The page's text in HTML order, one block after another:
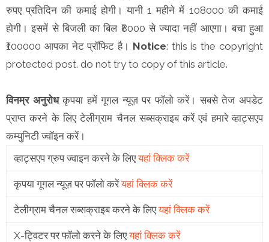
रुपए प्रतिदिन की कमाई होगी। यानी 1 महीने में 108000 की कमाई
होगी। इसमें से बिजली का बिल ₹8000 से ज्यादा नहीं आएगा। बचा हुआ
₹100000 आपका नेट प्रॉफिट है। Notice: this is the copyright
protected post. do not try to copy of this article.
विनम्र अनुरोधकृपया हमें गूगल न्यूज़ पर फॉलो करें। सबसे तेज अपडेट
प्राप्त करने के लिए टेलीग्राम चैनल सब्सक्राइब करें एवं हमारे व्हाट्सएप
कम्युनिटी ज्वॉइन करें।
व्हाट्सएप ग्रुप ज्वाइन करने के लिएयहां क्लिक करें
कृपया गूगल न्यूज़ पर फॉलो करेंयहां क्लिक करें
टेलीग्राम चैनल सब्सक्राइब करने के लिएयहां क्लिक करें
X-ट्विटर पर फॉलो करने के लिएयहां क्लिक करें